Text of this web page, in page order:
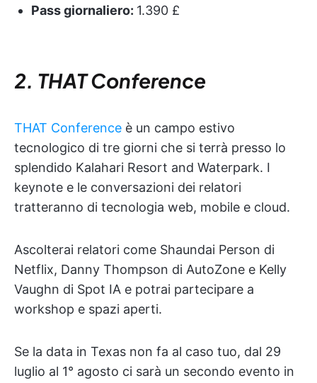
Pass giornaliero: 1.390 £
2. THAT Conference
THAT Conference è un campo estivo
tecnologico di tre giorni che si terrà presso lo
splendido Kalahari Resort and Waterpark. I
keynote e le conversazioni dei relatori
tratteranno di tecnologia web, mobile e cloud.
Ascolterai relatori come Shaundai Person di
Netflix, Danny Thompson di AutoZone e Kelly
Vaughn di Spot IA e potrai partecipare a
workshop e spazi aperti.
Se la data in Texas non fa al caso tuo, dal 29
luglio al 1° agosto ci sarà un secondo evento in